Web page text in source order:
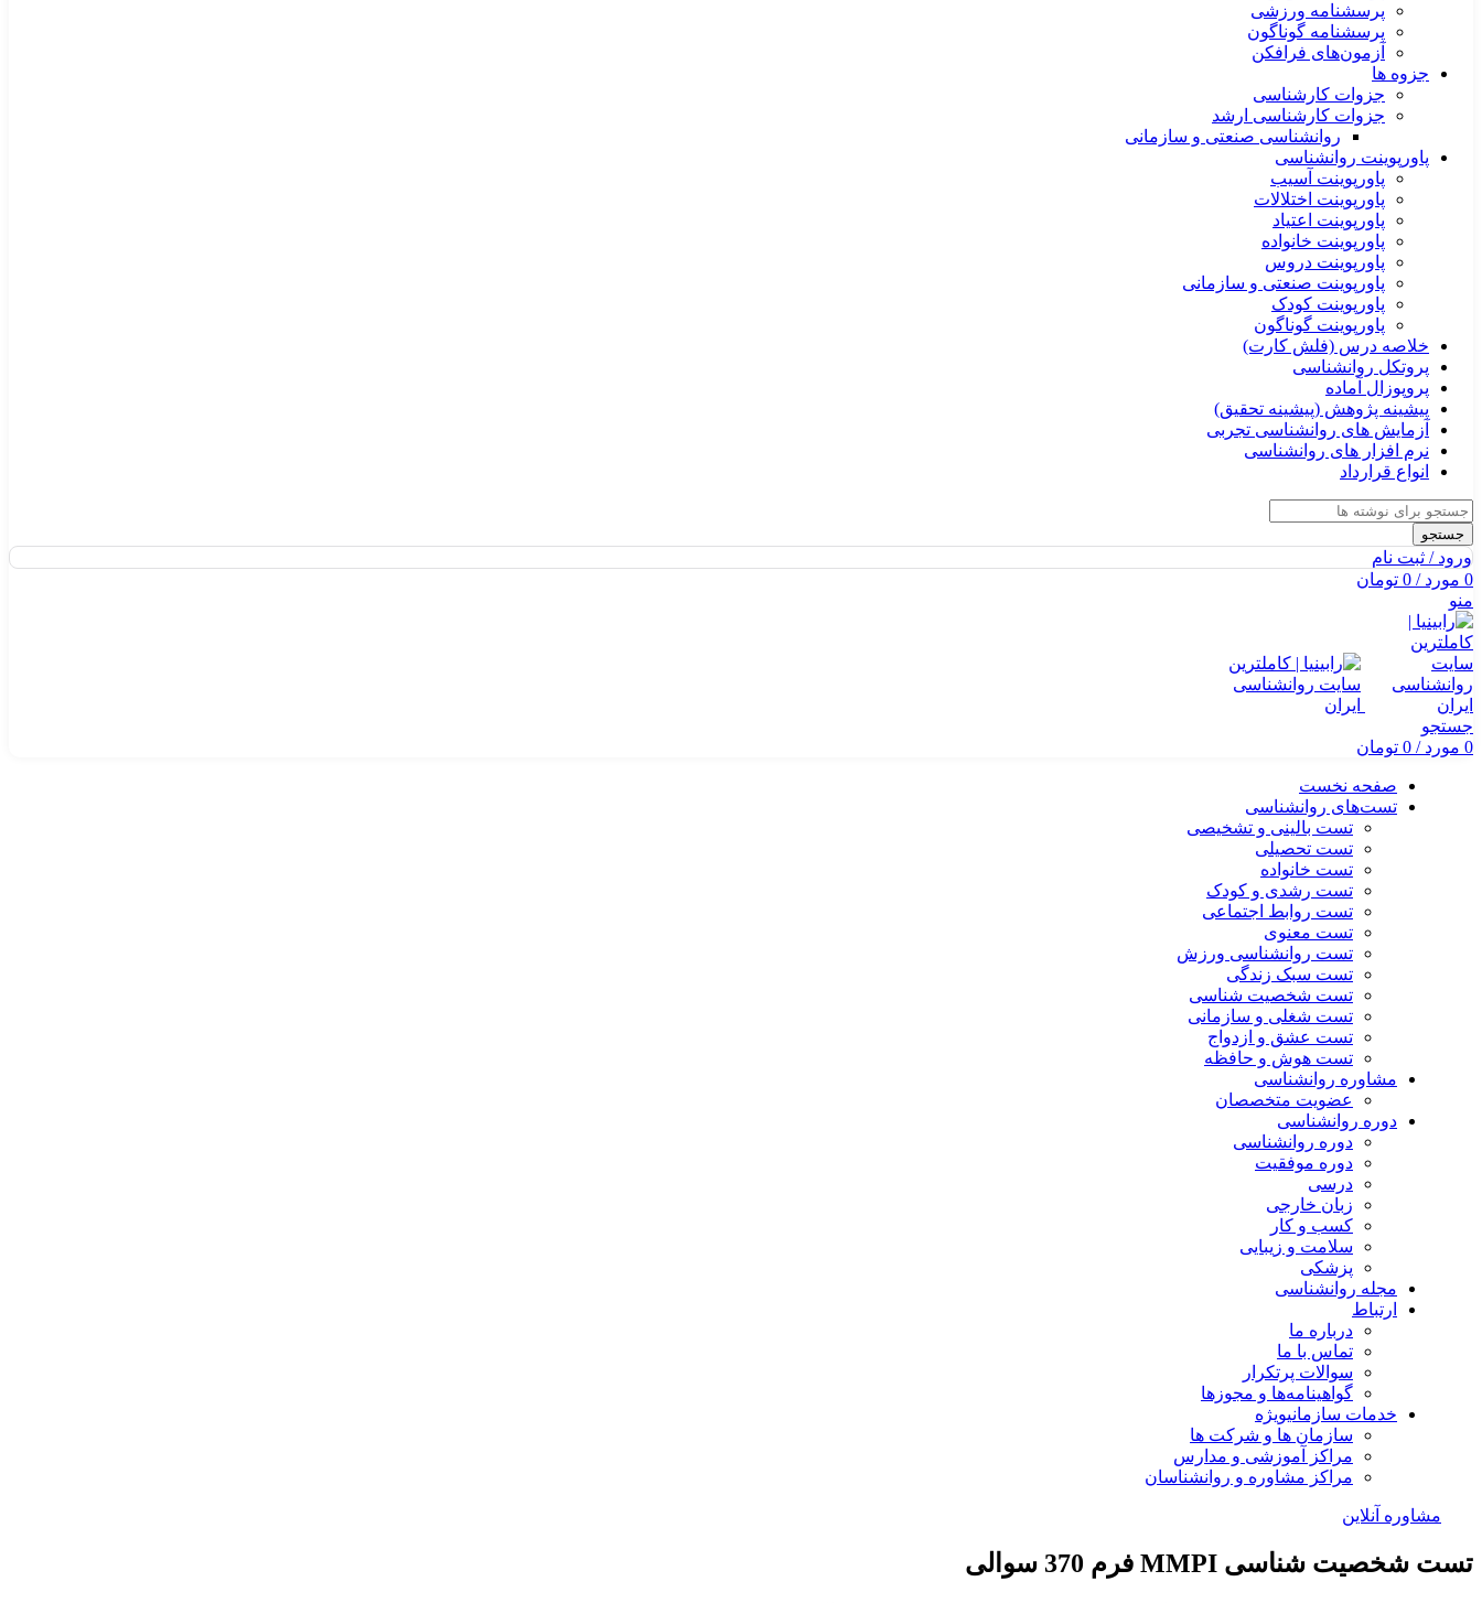
پرسشنامه ورزشی
پرسشنامه گوناگون
آزمون‌های فرافکن
جزوه ها
جزوات کارشناسی
جزوات کارشناسی ارشد
روانشناسی صنعتی و سازمانی
پاورپوینت روانشناسی
پاورپوینت آسیب
پاورپوینت اختلالات
پاورپوینت اعتیاد
پاورپوینت خانواده
پاورپوینت دروس
پاورپوینت صنعتی و سازمانی
پاورپوینت کودک
پاورپوینت گوناگون
خلاصه درس (فلش کارت)
پروتکل روانشناسی
پروپوزال آماده
پیشینه پژوهش (پیشینه تحقیق)
آزمایش های روانشناسی تجربی
نرم افزار های روانشناسی
انواع قرارداد
جستجو
ورود / ثبت نام
0 مورد/
0 تومان
منو
جستجو
0 مورد/
0 تومان
صفحه نخست
تست‌های روانشناسی
تست بالینی و تشخیصی
تست تحصیلی
تست خانواده
تست رشدی و کودک
تست روابط اجتماعی
تست معنوی
تست روانشناسی ورزش
تست سبک زندگی
تست شخصیت شناسی
تست شغلی و سازمانی
تست عشق و ازدواج
تست هوش و حافظه
مشاوره روانشناسی
عضویت متخصصان
دوره روانشناسی
دوره روانشناسی
دوره موفقیت
درسی
زبان خارجی
کسب و کار
سلامت و زیبایی
پزشکی
مجله روانشناسی
ارتباط
درباره ما
تماس با ما
سوالات پرتکرار
گواهینامه‌ها و مجوزها
خدمات سازمانیویژه
سازمان ها و شرکت ها
مراکز آموزشی و مدارس
مراکز مشاوره و روانشناسان
مشاوره آنلاین
تست شخصیت شناسی MMPI فرم 370 سوالی